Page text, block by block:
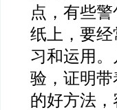
点，有些
纸上，要
习和运用
验，证明
的好方法